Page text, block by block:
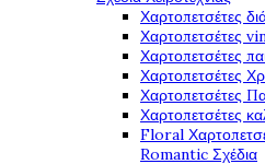
Χαρτοπετσέτες
Χαρτοπετσέτες
Χαρτοπετσέτες
Χαρτοπετσέτες
Χαρτοπετσέτες
Χαρτοπετσέτες
Floral
Romantic Σχέδια